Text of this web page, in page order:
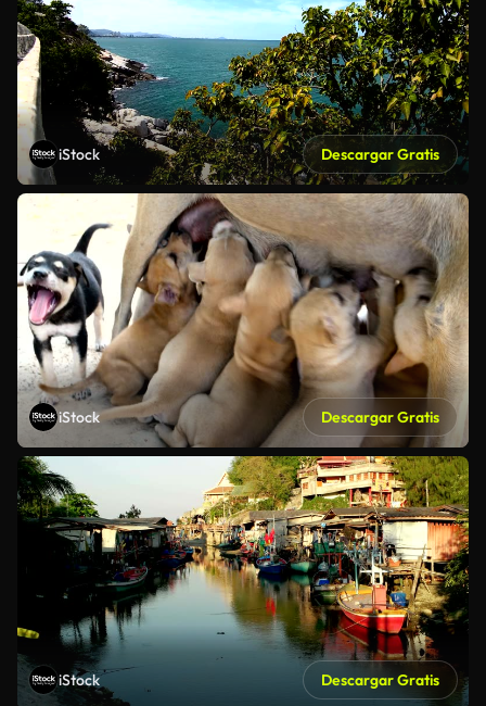
iStock Descargar Gratis
iStock Descargar Gratis
iStock Descargar Gratis